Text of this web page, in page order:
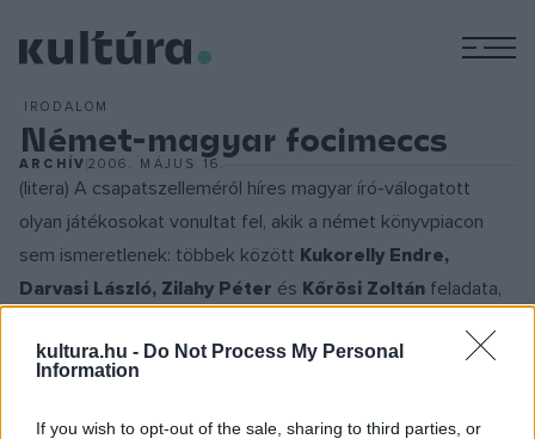
kultura.hu - Do Not Process My Personal
Information
If you wish to opt-out of the sale, sharing to third parties, or
IRODALOM
Német-magyar focimeccs
ARCHÍV2006. MÁJUS 16.
(litera) A csapatszelleméről híres magyar író-válogatott
olyan játékosokat vonultat fel, akik a német könyvpiacon
sem ismeretlenek: többek között Kukorelly Endre,
Darvasi László, Zilahy Péter és Kőrösi Zoltán feladata,
németországi labdarúgó világbajnokságon, mégis